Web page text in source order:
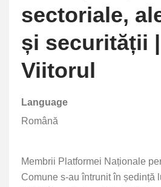
sectoriale,
și securității
Viitorul
Language
Română
Membrii Platformei Naționale
Comune s-au întrunit în ședință